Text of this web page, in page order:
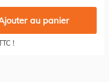
au panier
!